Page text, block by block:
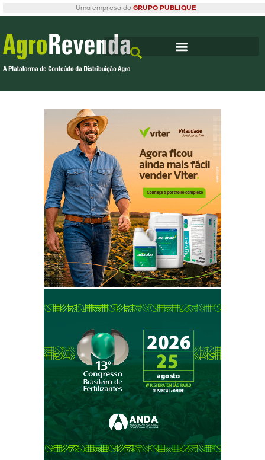
Uma empresa do GRUPO PUBLIQUE